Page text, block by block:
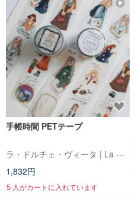
手帳時間 PETテープ
ラ・ドルチェ・ヴィータ | La Dolce Vita
1,832円
5 人がカートに入れています